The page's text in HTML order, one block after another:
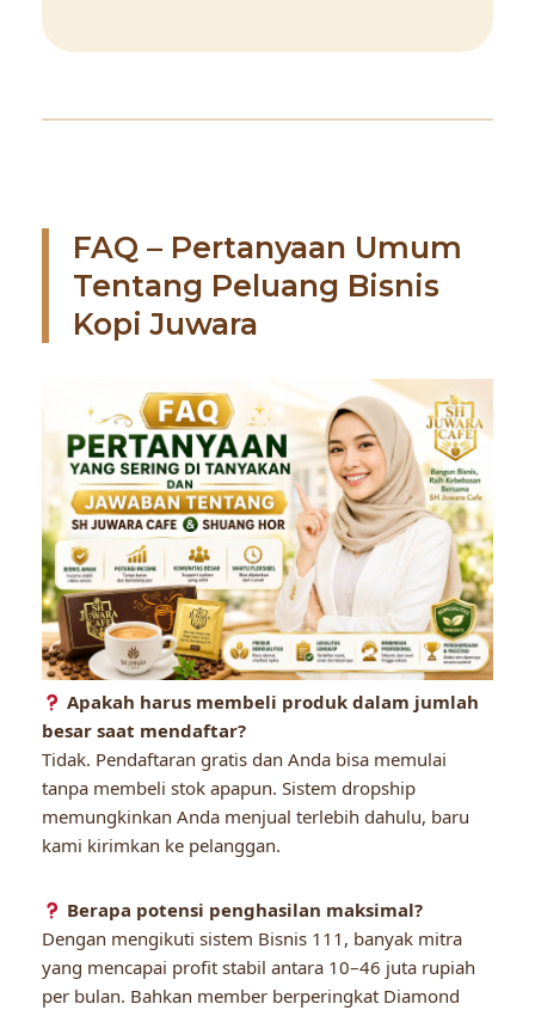
FAQ – Pertanyaan Umum
Tentang Peluang Bisnis
Kopi Juwara
Apakah harus membeli produk dalam jumlah
besar saat mendaftar?
Tidak. Pendaftaran gratis dan Anda bisa memulai
tanpa membeli stok apapun. Sistem dropship
memungkinkan Anda menjual terlebih dahulu, baru
kami kirimkan ke pelanggan.
Berapa potensi penghasilan maksimal?
Dengan mengikuti sistem Bisnis 111, banyak mitra
yang mencapai profit stabil antara 10–46 juta rupiah
per bulan. Bahkan member berperingkat Diamond